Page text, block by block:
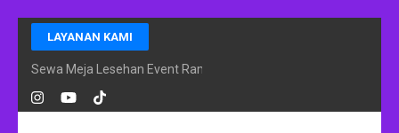
Lompat
ke
konten
(Tekan
Enter)
LAYANAN KAMI
Sewa Meja Lesehan Event Ramadhan Jakarta